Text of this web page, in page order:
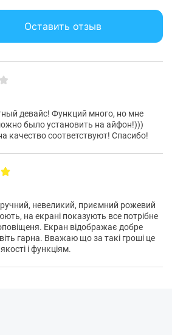
135 - 215 мм
термопластичный
товара могут изменяться
от влаги
даже в сложных условиях
пота или воды. Степень защиты 5
устройства.
Оставить отзыв
девайс! Функций много, но мне
было установить на айфон!)))
качество соответствуют! Спасибо!
невеликий, приємний рожевий
на екрані показують все потрібне
Екран відображає добре
гарна. Вважаю що за такі гроші це
і функціям.